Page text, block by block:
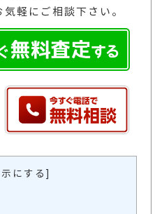
軽にご相談下さい。
にする]